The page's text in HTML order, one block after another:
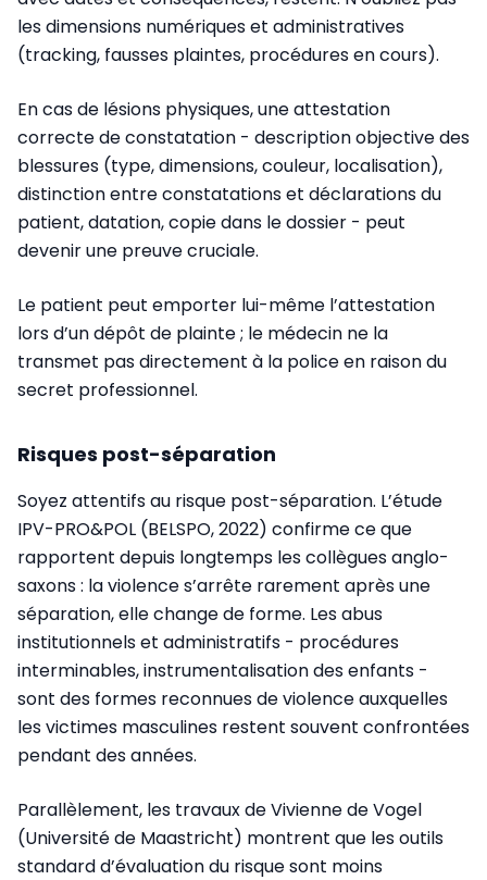
les dimensions numériques et administratives
(tracking, fausses plaintes, procédures en cours).
En cas de lésions physiques, une attestation
correcte de constatation - description objective des
blessures (type, dimensions, couleur, localisation),
distinction entre constatations et déclarations du
patient, datation, copie dans le dossier - peut
devenir une preuve cruciale.
Le patient peut emporter lui-même l’attestation
lors d’un dépôt de plainte ; le médecin ne la
transmet pas directement à la police en raison du
secret professionnel.
Risques post-séparation
Soyez attentifs au risque post-séparation. L’étude
IPV-PRO&POL (BELSPO, 2022) confirme ce que
rapportent depuis longtemps les collègues anglo-
saxons : la violence s’arrête rarement après une
séparation, elle change de forme. Les abus
institutionnels et administratifs - procédures
interminables, instrumentalisation des enfants -
sont des formes reconnues de violence auxquelles
les victimes masculines restent souvent confrontées
pendant des années.
Parallèlement, les travaux de Vivienne de Vogel
(Université de Maastricht) montrent que les outils
standard d’évaluation du risque sont moins